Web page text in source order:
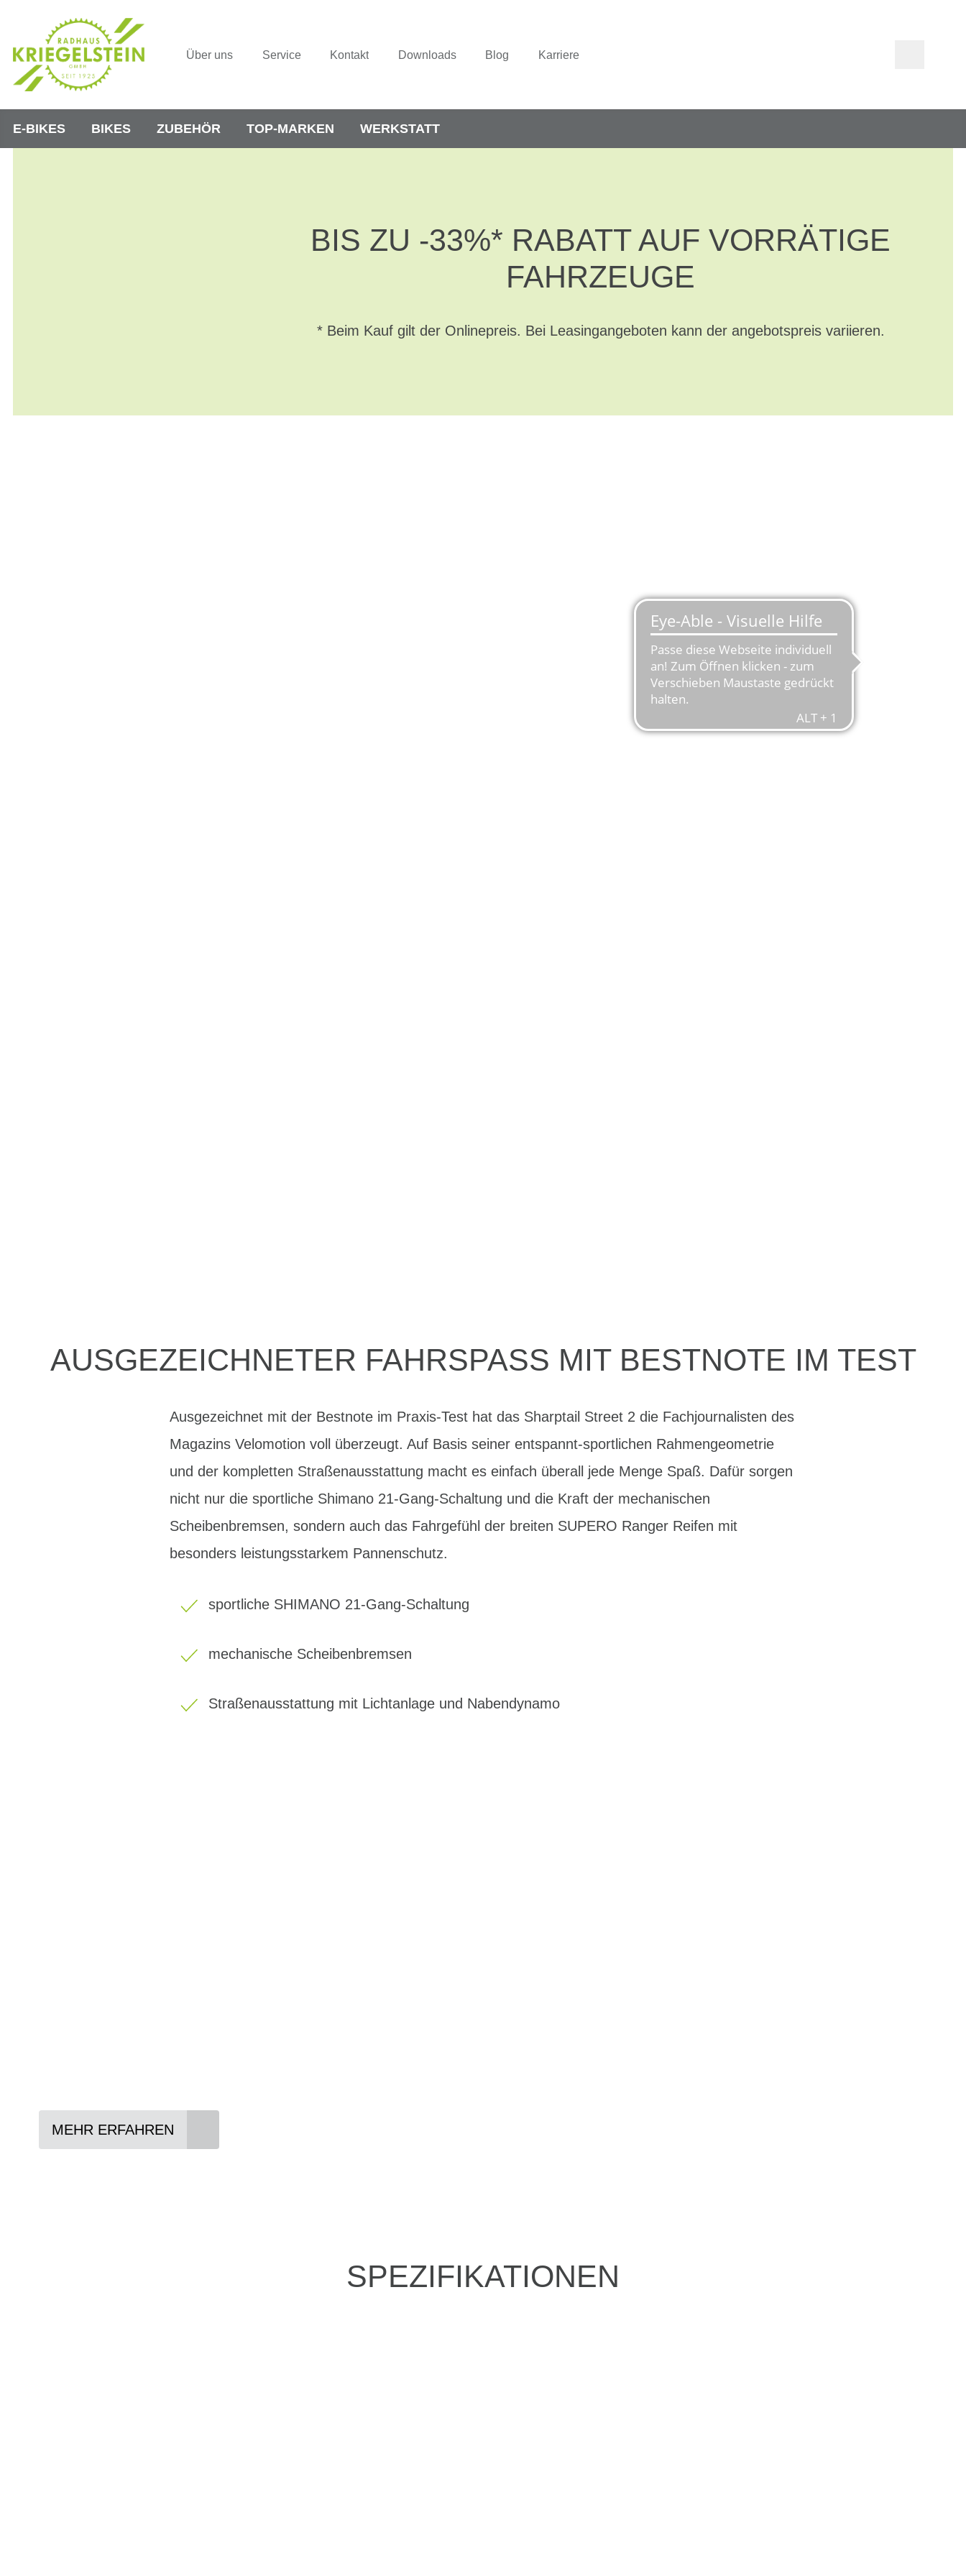
Über uns Service Kontakt Downloads Blog Karriere
E-BIKES BIKES ZUBEHÖR TOP-MARKEN WERKSTATT
BIS ZU -33%* RABATT AUF VORRÄTIGE
FAHRZEUGE
* Beim Kauf gilt der Onlinepreis. Bei Leasingangeboten kann der angebotspreis variieren.
AUSGEZEICHNETER FAHRSPASS MIT BESTNOTE IM TEST
Ausgezeichnet mit der Bestnote im Praxis-Test hat das Sharptail Street 2 die Fachjournalisten des
Magazins Velomotion voll überzeugt. Auf Basis seiner entspannt-sportlichen Rahmengeometrie
und der kompletten Straßenausstattung macht es einfach überall jede Menge Spaß. Dafür sorgen
nicht nur die sportliche Shimano 21-Gang-Schaltung und die Kraft der mechanischen
Scheibenbremsen, sondern auch das Fahrgefühl der breiten SUPERO Ranger Reifen mit
besonders leistungsstarkem Pannenschutz.
sportliche SHIMANO 21-Gang-Schaltung
mechanische Scheibenbremsen
Straßenausstattung mit Lichtanlage und Nabendynamo
MEHR ERFAHREN
SPEZIFIKATIONEN